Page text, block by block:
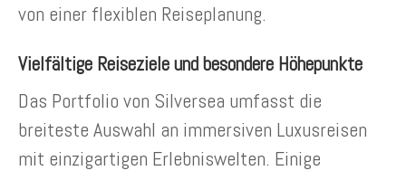
von einer flexiblen Reiseplanung.
Vielfältige Reiseziele und besondere Höhepunkte
Das Portfolio von Silversea umfasst die
breiteste Auswahl an immersiven Luxusreisen
mit einzigartigen Erlebniswelten. Einige